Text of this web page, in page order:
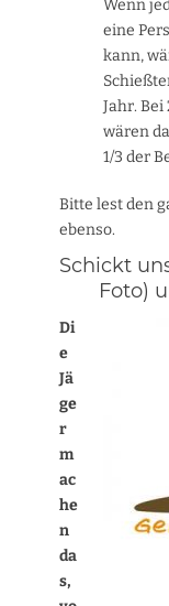
Wenn
eine
kann,
Jahr.
wären
1/3 der
Bitte lest den
ebenso.
Schickt
Foto)
Di
e
Jä
ge
r
m
ac
he
n
da
s,